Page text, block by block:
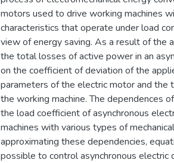
motors used to drive working machines
characteristics that operate under load
view of energy saving. As a result of the
the total losses of active power in an
on the coefficient of deviation of the
parameters of the electric motor and the
the working machine. The dependences
the load coefficient of asynchronous
machines with various types of
approximating these dependencies,
possible to control asynchronous electric